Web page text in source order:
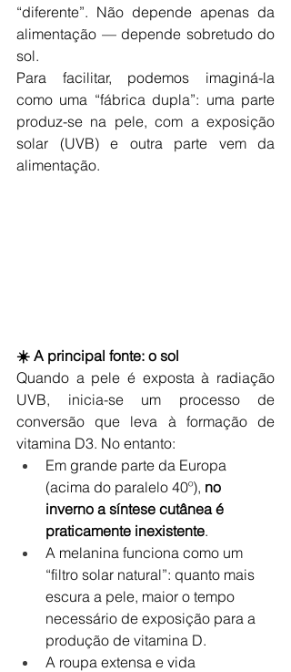
“diferente”. Não depende apenas da
alimentação — depende sobretudo do
sol.
Para facilitar, podemos imaginá-la
como uma “fábrica dupla”: uma parte
produz-se na pele, com a exposição
solar (UVB) e outra parte vem da
alimentação.
☀️ A principal fonte: o sol
Quando a pele é exposta à radiação
UVB, inicia-se um processo de
conversão que leva à formação de
vitamina D3. No entanto:
Em grande parte da Europa
(acima do paralelo 40º), no
inverno a síntese cutânea é
praticamente inexistente.
A melanina funciona como um
“filtro solar natural”: quanto mais
escura a pele, maior o tempo
necessário de exposição para a
produção de vitamina D.
A roupa extensa e vida